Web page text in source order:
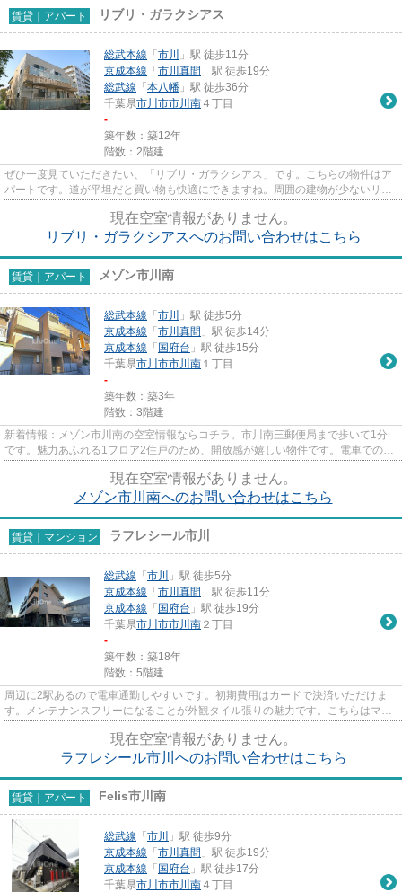
賃貸｜アパート リブリ・ガラクシアス
総武本線 「 市川
」駅 徒歩11分
京成本線 「 市川真間 」駅 徒歩19分
総武線 「 本八幡 」駅 徒歩36分
千葉県市川市市川南 ４丁目
-
築年数：築12年
階数：2階建
ぜひ一度見ていただきたい、「リブリ・ガラクシアス」です。こちらの物件はア
パートです。道が平坦だと買い物も快適にできますね。周囲の建物が少ないリバ
現在空室情報がありません。
リブリ・ガラクシアスへのお問い合わせはこちら
賃貸｜アパート メゾン市川南
総武本線 「 市川
」駅 徒歩5分
京成本線 「 市川真間 」駅 徒歩14分
京成本線 「 国府台 」駅 徒歩15分
千葉県市川市市川南 １丁目
-
築年数：築3年
階数：3階建
新着情報：メゾン市川南の空室情報ならコチラ。市川南三郵便局まで歩いて1分
です。魅力あふれる1フロア2住戸のため、開放感が嬉しい物件です。電車でのア
現在空室情報がありません。
メゾン市川南へのお問い合わせはこちら
賃貸｜マンション ラフレシール市川
総武線 「 市川
」駅 徒歩5分
京成本線 「 市川真間 」駅 徒歩11分
京成本線 「 国府台 」駅 徒歩19分
千葉県市川市市川南 ２丁目
-
築年数：築18年
階数：5階建
周辺に2駅あるので電車通勤しやすいです。初期費用はカードで決済いただけま
す。メンテナンスフリーになることが外観タイル張りの魅力です。こちらはマン
現在空室情報がありません。
ラフレシール市川へのお問い合わせはこちら
賃貸｜アパート Felis市川南
総武線 「 市川
」駅 徒歩9分
京成本線 「 市川真間 」駅 徒歩19分
京成本線 「 国府台 」駅 徒歩17分
千葉県市川市市川南 ４丁目